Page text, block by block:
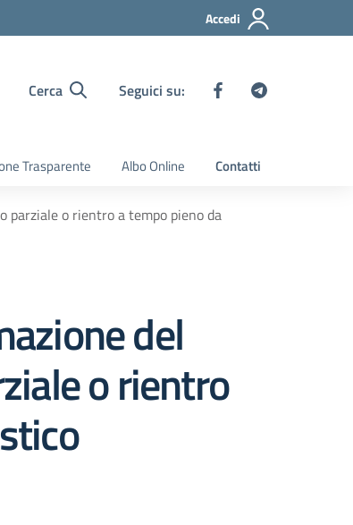
Accedi
Cerca Seguici su:
Trasparente Albo Online Contatti
parziale o rientro a tempo pieno da
del
o rientro